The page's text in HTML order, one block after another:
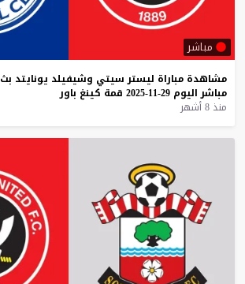
مباشر
مشاهدة مباراة ليستر سيتي وشيفيلد يونايتد بث
مباشر اليوم 29-11-2025 قمة كينغ باور
منذ 8 أشهر